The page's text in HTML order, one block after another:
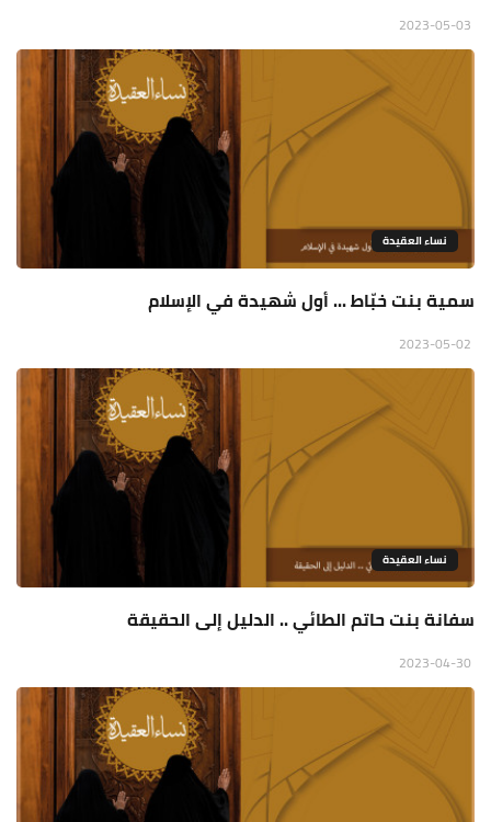
نساء العقيدة
سمية بنت خبّاط ... أول شهيدة في الإسلام
نساء العقيدة
سفانة بنت حاتم الطائي .. الدليل إلى الحقيقة